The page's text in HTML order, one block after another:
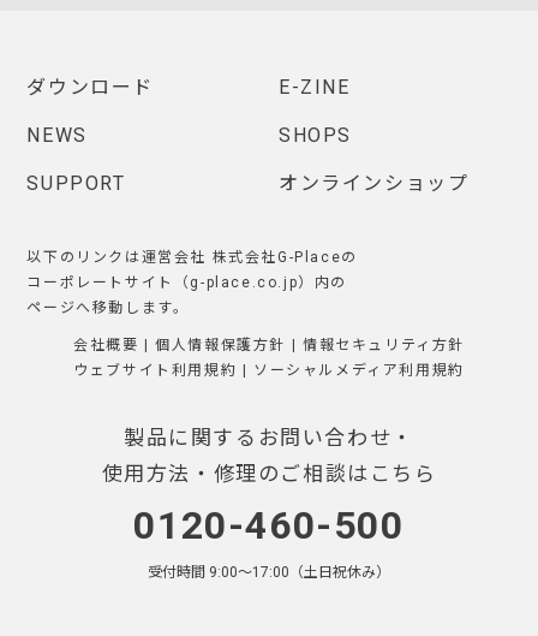
ダウンロード E-ZINE
NEWS SHOPS
SUPPORT オンラインショップ
以下のリンクは運営会社 株式会社G-Placeの
コーポレートサイト（g-place.co.jp）内の
ページへ移動します。
会社概要 |個人情報保護方針 | 情報セキュリティ方針
ウェブサイト利用規約 | ソーシャルメディア利用規約
製品に関するお問い合わせ・
使用方法・修理のご相談はこちら
0120-460-500
受付時間 9:00〜17:00（土日祝休み）